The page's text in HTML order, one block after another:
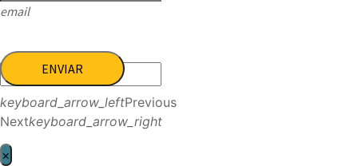
email
ENVIAR
keyboard_arrow_leftPrevious
Nextkeyboard_arrow_right
×